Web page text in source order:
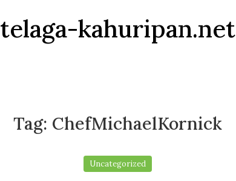
telaga-kahuripan.net
Tag: ChefMichaelKornick
Uncategorized